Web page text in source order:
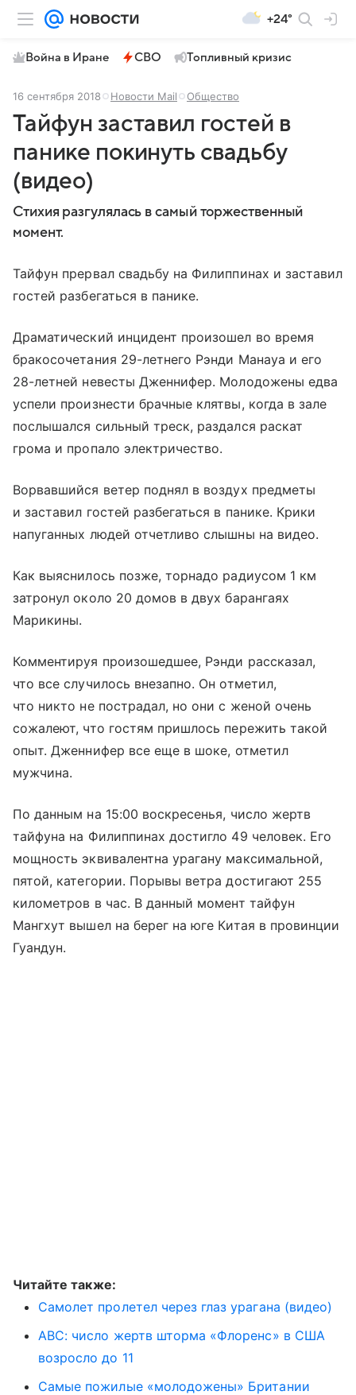
+24°
Война в Иране СВО Топливный кризис
16 сентября 2018 Новости Mail Общество
Тайфун заставил гостей в
панике покинуть свадьбу
(видео)
Стихия разгулялась в самый торжественный
момент.
Тайфун прервал свадьбу на Филиппинах и заставил
гостей разбегаться в панике.
Драматический инцидент произошел во время
бракосочетания 29-летнего Рэнди Манауа и его
28-летней невесты Дженнифер. Молодожены едва
успели произнести брачные клятвы, когда в зале
послышался сильный треск, раздался раскат
грома и пропало электричество.
Ворвавшийся ветер поднял в воздух предметы
и заставил гостей разбегаться в панике. Крики
напуганных людей отчетливо слышны на видео.
Как выяснилось позже, торнадо радиусом 1 км
затронул около 20 домов в двух барангаях
Марикины.
Комментируя произошедшее, Рэнди рассказал,
что все случилось внезапно. Он отметил,
что никто не пострадал, но они с женой очень
сожалеют, что гостям пришлось пережить такой
опыт. Дженнифер все еще в шоке, отметил
мужчина.
По данным на 15:00 воскресенья, число жертв
тайфуна на Филиппинах достигло 49 человек. Его
мощность эквивалентна урагану максимальной,
пятой, категории. Порывы ветра достигают 255
километров в час. В данный момент тайфун
Мангхут вышел на берег на юге Китая в провинции
Гуандун.
Читайте также:
Самолет пролетел через глаз урагана (видео)
ABC: число жертв шторма «Флоренс» в США
возросло до 11
Самые пожилые «молодожены» Британии